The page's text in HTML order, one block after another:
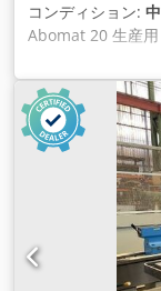
コンディション:
Abomat 20 生産
鉄の穴あけ能力
け能力 GG 20 30
280 mm ドリリン
テーブルまでの距
mm 主軸回転数
224 mm/min.無
ター出力 送り
ピンドル 1.1 kW
- 主軸回転数：周
スライド送り：周